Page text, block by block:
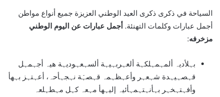
السياحة في ذكرى ذكرى العيد الوطني العزيزة جميع أنواع مواطن
أجمل عبارات وكلمات التهنئة. أجمل عبارات عن اليوم الوطني
مزخرفه:
بہلأديہ ألمہمہلكہة ألعہربہيہة ألسہعہوديہة هيہ أجہمہل
قہصہيہدة شہعہر وأعہظہمہ قہصہّة نہجہأحہ، أعہتہز بہهأ
وأفہتہخہر بہأنہتہمہأئيہ إليہهأ مہعہ كہل مہطہلعہ